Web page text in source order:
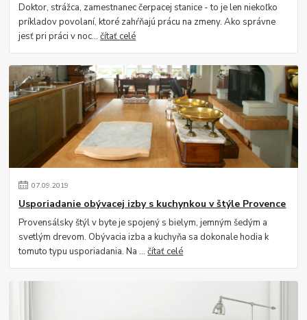
Doktor, strážca, zamestnanec čerpacej stanice - to je len niekoľko
príkladov povolaní, ktoré zahŕňajú prácu na zmeny. Ako správne
jesť pri práci v noc...čítať celé
07.09.2019
Usporiadanie obývacej izby s kuchynkou v štýle Provence
Provensálsky štýl v byte je spojený s bielym, jemným šedým a
svetlým drevom. Obývacia izba a kuchyňa sa dokonale hodia k
tomuto typu usporiadania. Na ...čítať celé